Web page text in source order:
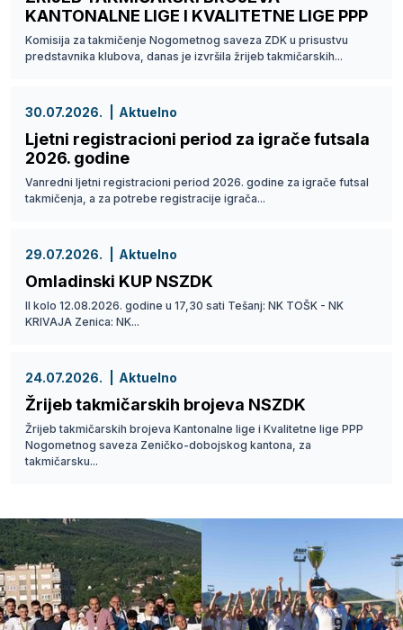
KANTONALNE LIGE I KVALITETNE LIGE PPP
Komisija za takmičenje Nogometnog saveza ZDK u prisustvu
predstavnika klubova, danas je izvršila žrijeb takmičarskih...
30.07.2026. Aktuelno
Ljetni registracioni period za igrače futsala
2026. godine
Vanredni ljetni registracioni period 2026. godine za igrače futsal
takmičenja, a za potrebe registracije igrača...
29.07.2026. Aktuelno
Omladinski KUP NSZDK
II kolo 12.08.2026. godine u 17,30 sati Tešanj: NK TOŠK - NK
KRIVAJA Zenica: NK...
24.07.2026. Aktuelno
Žrijeb takmičarskih brojeva NSZDK
Žrijeb takmičarskih brojeva Kantonalne lige i Kvalitetne lige PPP
Nogometnog saveza Zeničko-dobojskog kantona, za
takmičarsku...